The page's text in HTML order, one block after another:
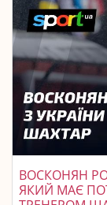
ВОСКОНЯН
ЯКИЙ МАЄ